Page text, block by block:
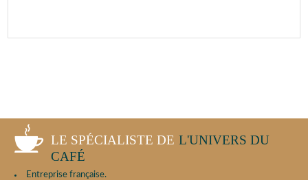
LE SPÉCIALISTE DE L'UNIVERS DU
CAFÉ
Entreprise française.